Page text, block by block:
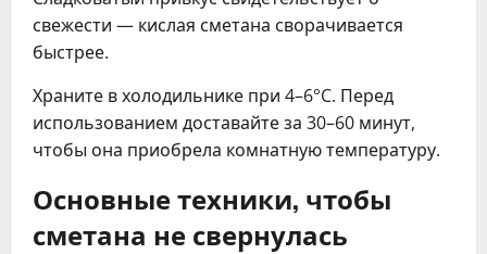
свежести — кислая сметана сворачивается
быстрее.
Храните в холодильнике при 4–6°C. Перед
использованием доставайте за 30–60 минут,
чтобы она приобрела комнатную температуру.
Основные техники, чтобы
сметана не свернулась